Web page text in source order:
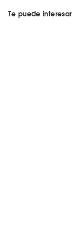
Te puede interesar